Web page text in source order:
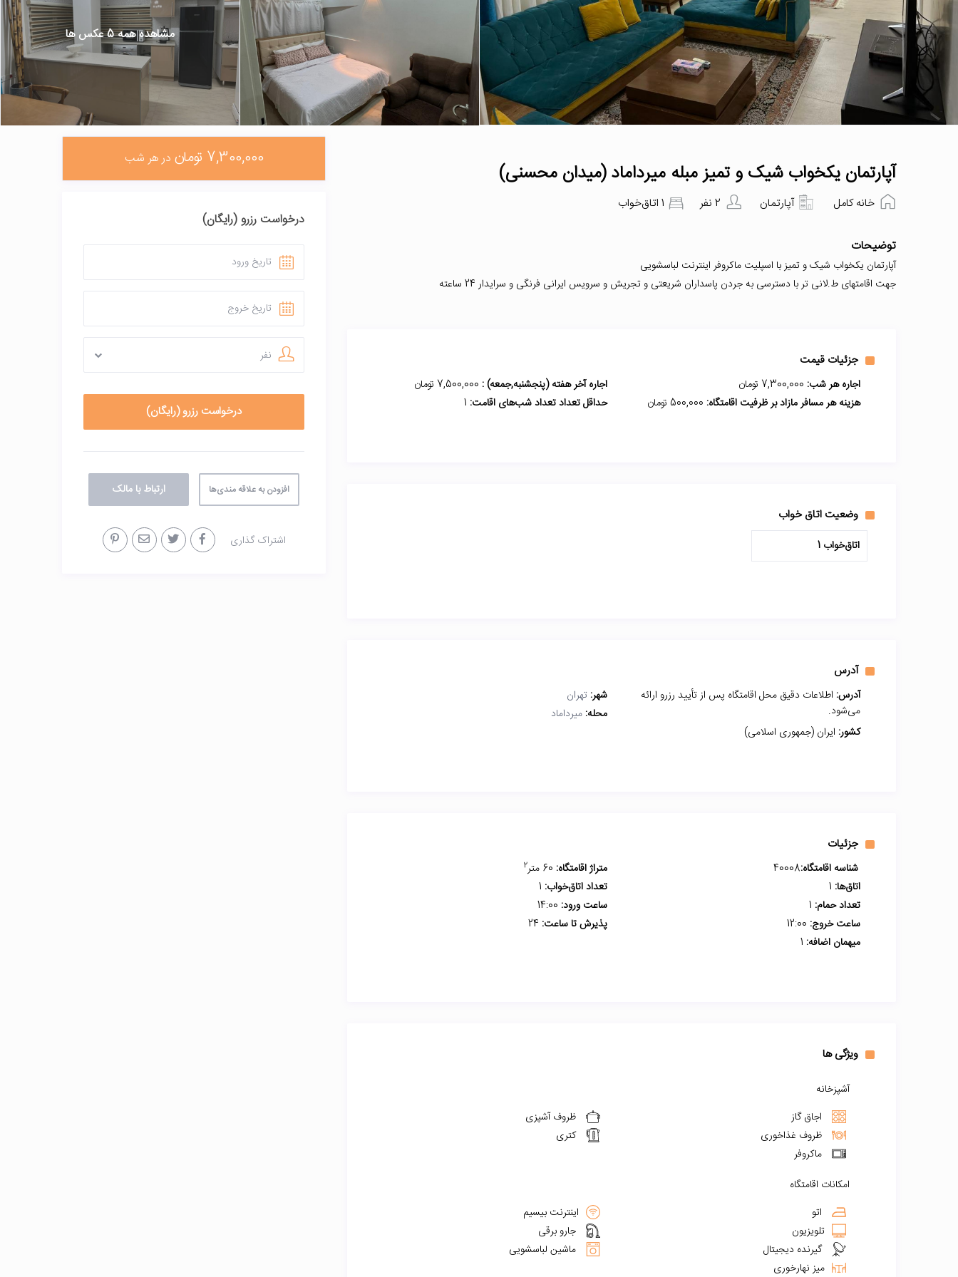
مشاهده همه 5 عکس ها
آپارتمان یکخواب شیک و تمیز مبله میرداماد (میدان محسنی)
خانه کامل آپارتمان 2 نفر 1 اتاق‌خواب
توضیحات
آپارتمان یکخواب شیک و تمیز با اسپلیت ماکروفر اینترنت لباسشویی
جهت اقامتهای ط.لانی تر با دسترسی به جردن پاسداران شریعتی و تجریش و سرویس ایرانی فرنگی و سرایدار 24 ساعته
جزئیات قیمت
اجاره هر شب: اجاره آخر هفته (پنجشنبه,جمعه) :
هزینه هر مسافر مازاد بر ظرفیت اقامتگاه:
حداقل تعداد تعداد شب‌های اقامت:
وضعیت اتاق خواب
اتاق‌خواب 1
آدرس
آدرس: اطلاعات دقیق محل اقامتگاه پس از تأیید رزرو ارائه
می‌شود.
شهر: تهران
محله: میرداماد
کشور: ایران (جمهوری اسلامی)
جزئیات
شناسه اقامتگاه:40008 متراژ اقامتگاه: 2
اتاق‌ها: تعداد اتاق‌خواب:
تعداد حمام:
ساعت ورود:
ساعت خروج:
پذیرش تا ساعت:
میهمان اضافه:
ویژگی ها
آشپزخانه
اجاق گاز
ظروف آشپزی
ظروف غذاخوری
کتری
ماکروفر
امکانات اقامتگاه
اتو
اینترنت بیسیم
تلویزیون
جارو برقی
گیرنده دیجیتال
ماشین لباسشویی
میز نهارخوری
7,300,000 تومان در هر شب
درخواست رزرو (رایگان)
نفر
افزودن به علاقه مندی‌ها ارتباط با مالک
اشتراک گذاری